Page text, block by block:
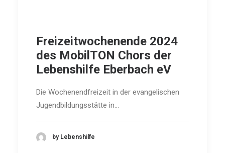
Freizeitwochenende 2024
des MobilTON Chors der
Lebenshilfe Eberbach eV
Die Wochenendfreizeit in der evangelischen
Jugendbildungsstätte in…
by Lebenshilfe